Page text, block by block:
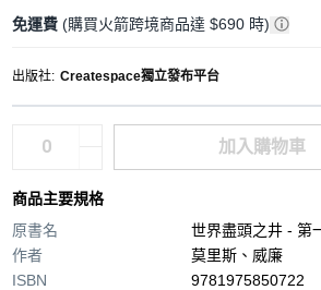
免運費 (購買火箭跨境商品達 $690 時)
出版社: Createspace獨立發布平台
加入購物車
商品主要規格
原書名
世界盡頭之井 - 第
作者
莫里斯、威廉
ISBN
9781975850722